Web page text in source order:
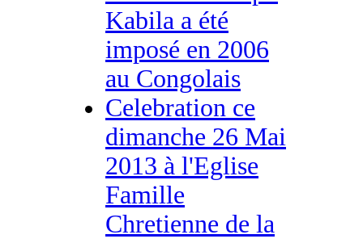
Kabila a été
imposé en 2006
au Congolais
Celebration ce
dimanche 26 Mai
2013 à l'Eglise
Famille
Chretienne de la